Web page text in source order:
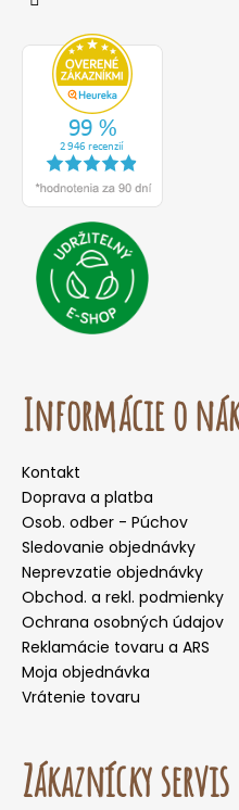
Informácie o
Kontakt
Doprava a platba
Osob. odber - Púchov
Sledovanie objednávky
Neprevzatie objednávky
Obchod. a rekl. podmienky
Ochrana osobných údajov
Reklamácie tovaru a ARS
Moja objednávka
Vrátenie tovaru
Zákaznícky servis